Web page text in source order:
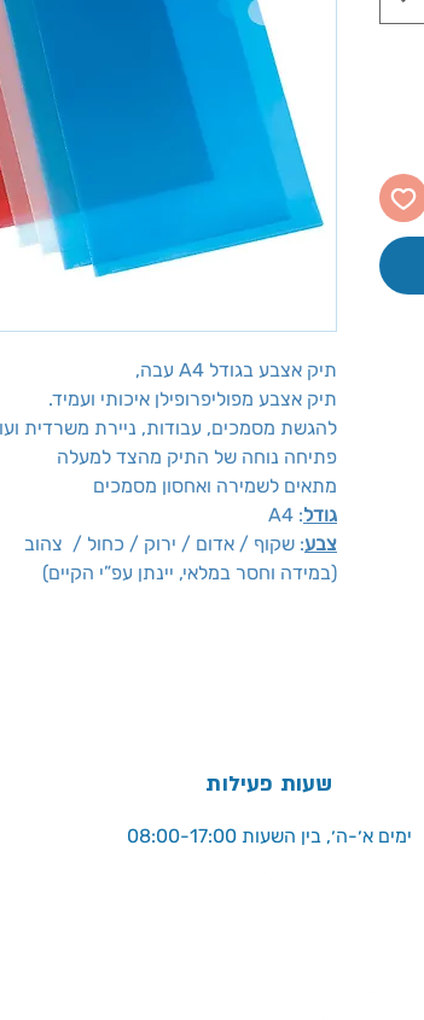
תיק אצבע בגודל A4 עבה,
תיק אצבע מפוליפרופילן איכותי ועמיד.
להגשת מסמכים, עבודות, ניירת משרדית
פתיחה נוחה של התיק מהצד למעלה
מתאים לשמירה ואחסון מסמכים
גודל: A4
צבע: שקוף / אדום / ירוק / כחול / צהוב
(במידה וחסר במלאי, יינתן עפ”י הקיים)
שעות פעילות
ימים א׳-ה׳, בין השעות 08:00-17:00